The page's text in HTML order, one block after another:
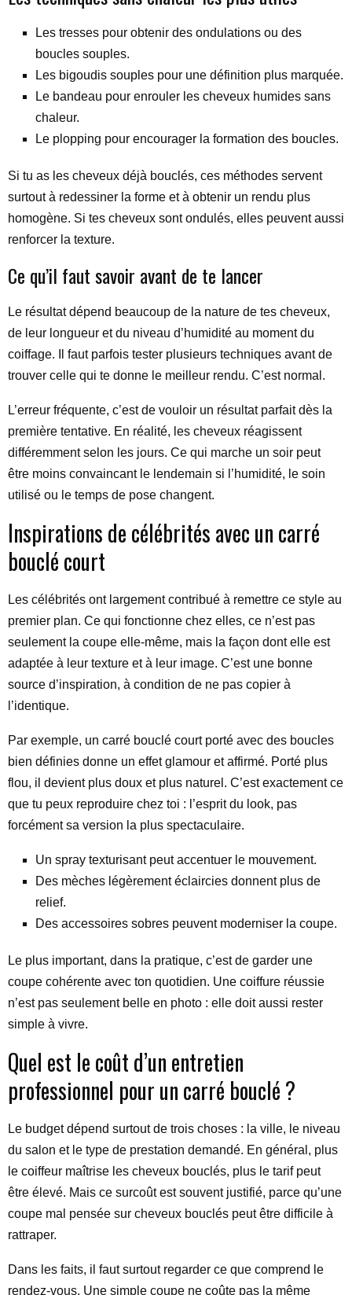
Les tresses pour obtenir des ondulations ou des
boucles souples.
Les bigoudis souples pour une définition plus marquée.
Le bandeau pour enrouler les cheveux humides sans
chaleur.
Le plopping pour encourager la formation des boucles.
Si tu as les cheveux déjà bouclés, ces méthodes servent
surtout à redessiner la forme et à obtenir un rendu plus
homogène. Si tes cheveux sont ondulés, elles peuvent aussi
renforcer la texture.
Ce qu’il faut savoir avant de te lancer
Le résultat dépend beaucoup de la nature de tes cheveux,
de leur longueur et du niveau d’humidité au moment du
coiffage. Il faut parfois tester plusieurs techniques avant de
trouver celle qui te donne le meilleur rendu. C’est normal.
L’erreur fréquente, c’est de vouloir un résultat parfait dès la
première tentative. En réalité, les cheveux réagissent
différemment selon les jours. Ce qui marche un soir peut
être moins convaincant le lendemain si l’humidité, le soin
utilisé ou le temps de pose changent.
Inspirations de célébrités avec un carré
bouclé court
Les célébrités ont largement contribué à remettre ce style au
premier plan. Ce qui fonctionne chez elles, ce n’est pas
seulement la coupe elle-même, mais la façon dont elle est
adaptée à leur texture et à leur image. C’est une bonne
source d’inspiration, à condition de ne pas copier à
l’identique.
Par exemple, un carré bouclé court porté avec des boucles
bien définies donne un effet glamour et affirmé. Porté plus
flou, il devient plus doux et plus naturel. C’est exactement ce
que tu peux reproduire chez toi : l’esprit du look, pas
forcément sa version la plus spectaculaire.
Un spray texturisant peut accentuer le mouvement.
Des mèches légèrement éclaircies donnent plus de
relief.
Des accessoires sobres peuvent moderniser la coupe.
Le plus important, dans la pratique, c’est de garder une
coupe cohérente avec ton quotidien. Une coiffure réussie
n’est pas seulement belle en photo : elle doit aussi rester
simple à vivre.
Quel est le coût d’un entretien
professionnel pour un carré bouclé ?
Le budget dépend surtout de trois choses : la ville, le niveau
du salon et le type de prestation demandé. En général, plus
le coiffeur maîtrise les cheveux bouclés, plus le tarif peut
être élevé. Mais ce surcoût est souvent justifié, parce qu’une
coupe mal pensée sur cheveux bouclés peut être difficile à
rattraper.
Dans les faits, il faut surtout regarder ce que comprend le
rendez-vous. Une simple coupe ne coûte pas la même